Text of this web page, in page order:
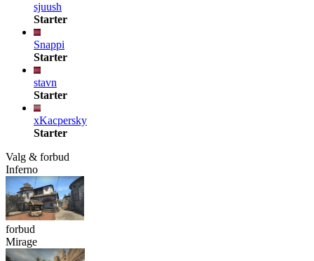
sjuush
Starter
Snappi
Starter
stavn
Starter
xKacpersky
Starter
Valg & forbud
Inferno
forbud
Mirage